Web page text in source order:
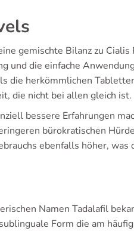
gemischte Bilanz zu Cialis
und die einfache
die herkömmlichen
die nicht bei allen gleich ist.
bessere Erfahrungen
bürokratischen
ebenfalls höher, was
Namen Tadalafil
Form die am